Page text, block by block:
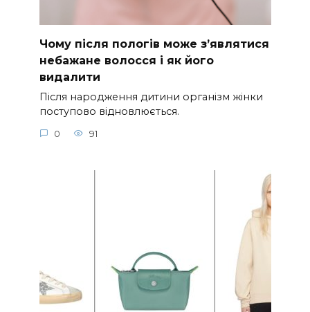
Чому після пологів може з’являтися
небажане волосся і як його
видалити
Після народження дитини організм жінки
поступово відновлюється.
0 91